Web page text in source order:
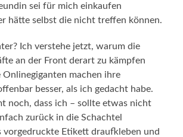
sei für mich einkaufen
hätte selbst die nicht treffen können.
Ich verstehe jetzt, warum die
an der Front derart zu kämpfen
Onlinegiganten machen ihre
besser, als ich gedacht habe.
noch, dass ich – sollte etwas nicht
zurück in die Schachtel
vorgedruckte Etikett draufkleben und